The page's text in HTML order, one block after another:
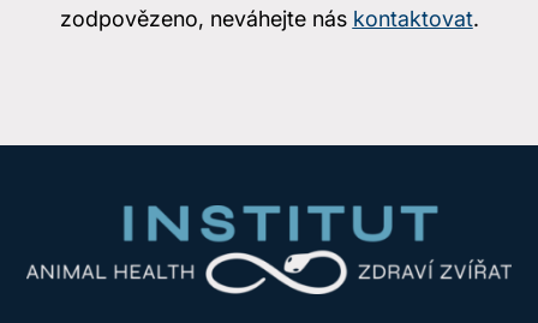
zodpovězeno, neváhejte nás kontaktovat.